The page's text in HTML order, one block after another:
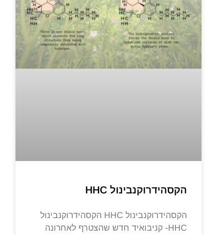
הקסהידרוקנבינול HHC
הקסהידרוקנבינול HHC הקסהידרוקנבינול
HHC- קניבואיד חדש שהצטרף לאחרונה